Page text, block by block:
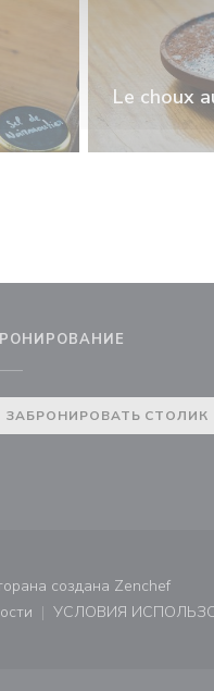
Le choux
ЗАБРОНИРОВАТЬ СТОЛИК
создана Zenchef
окне))
УСЛОВИЯ